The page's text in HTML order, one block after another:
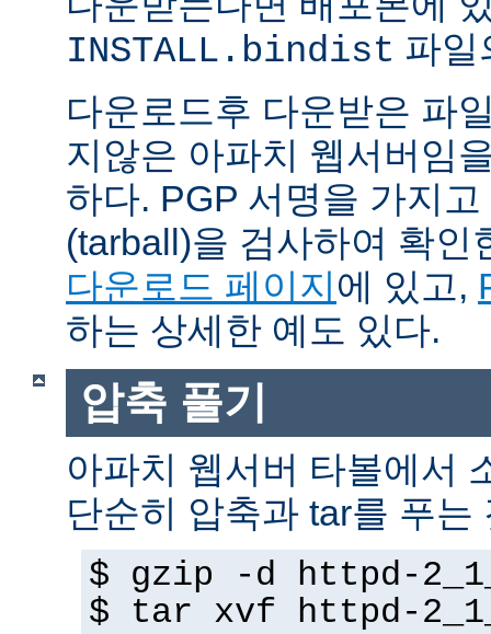
INSTALL.bindist 파일
다운로드후 다운받은 파
지않은 아파치 웹서버임
하다. PGP 서명을 가지
(tarball)을 검사하여 확인
다운로드 페이지 에 있고,
하는 상세한 예도 있다.
압축 풀기
아파치 웹서버 타볼에서
단순히 압축과 tar를 푸는
$ gzip -d httpd-
$ tar xvf httpd-